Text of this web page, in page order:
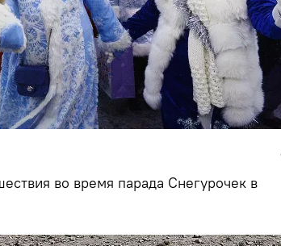
во время парада Снегурочек в